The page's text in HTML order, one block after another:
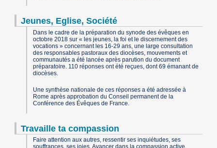
Jeunes, Eglise, Société
Dans le cadre de la préparation du synode des évêques en
octobre 2018 sur « les jeunes, la foi et le discernement des
vocations » concernant les 16-29 ans, une large consultation
des responsables pastoraux des diocèses, mouvements et
communautés a été lancée après parution du document
préparatoire. 110 réponses ont été reçues, dont 69 émanant de
diocèses.
Une synthèse nationale de ces réponses a été adressée à
Rome après approbation du Conseil permanent de la
Conférence des Évêques de France.
Travaille ta compassion
Faire attention aux autres, ressentir ses inquiétudes, ses
souffrances, ses joies. Avancer dans la compassion active.